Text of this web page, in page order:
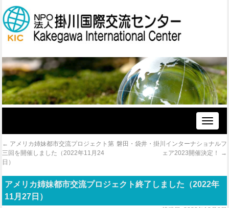
Toggle
← アメリカ姉妹都市交流プロジェクト第
三回を開催しました（2022年11月24
日）
磐田・袋井・掛川インターナショナルフ
ェア2023開催決定！
→
アメリカ姉妹都市交流プロジェクト終了しました（2022年
11月27日）